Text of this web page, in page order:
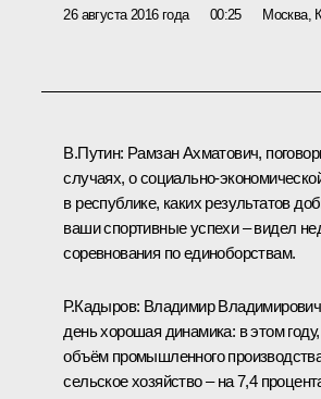
26 августа 2016 года 00:25 Москва,
В.Путин: Рамзан Ахматович,
случаях, о социально-
в республике, каких результатов
ваши спортивные успехи – видел
соревнования по единоборствам.
Р.Кадыров: Владимир
день хорошая динамика: в этом
объём промышленного
сельское хозяйство – на 7,4